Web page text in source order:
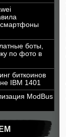
смартфоны
боты,
по фото в
биткоинов
IBM 1401
ModBus